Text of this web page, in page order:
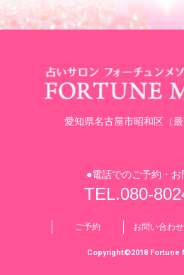
愛知県名古屋市昭和区（最
●電話でのご予約・
TEL.080-
ご予約 お問い合わせ
Copyright©2018 Fortune